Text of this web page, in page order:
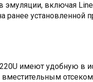
включая Line
ранее установленной
имеют удобную в
отсеком